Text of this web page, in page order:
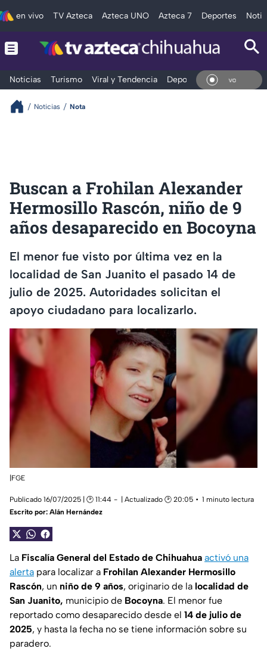
en vivo TV Azteca Azteca UNO Azteca 7 Deportes
Noticias Turismo Viral y Tendencia Deportes Espectáculos
En
Noticias Nota
Buscan a Frohilan Alexander
Hermosillo Rascón, niño de 9
años desaparecido en Bocoyna
El menor fue visto por última vez en la
localidad de San Juanito el pasado 14 de
julio de 2025. Autoridades solicitan el
apoyo ciudadano para localizarlo.
|FGE
Publicado 16/07/2025 | 🕑 11:44 | Actualizado 🕑 20:05
1 minuto lectura
Escrito por: Alán Hernández
La Fiscalía General del Estado de Chihuahua activó una
alerta para localizar a Frohilan Alexander Hermosillo
Rascón, un niño de 9 años, originario de la localidad de
San Juanito, municipio de Bocoyna. El menor fue
reportado como desaparecido desde el 14 de julio de
2025, y hasta la fecha no se tiene información sobre su
paradero.